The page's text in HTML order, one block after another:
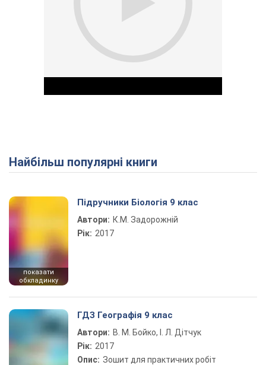
Play Video
Найбільш популярні книги
показати
обкладинку
Підручники Біологія 9 клас
Автори: К.М. Задорожній
Рік: 2017
ГДЗ Географія 9 клас
Автори: В. М. Бойко, І. Л. Дітчук
Рік: 2017
Опис: Зошит для практичних робіт